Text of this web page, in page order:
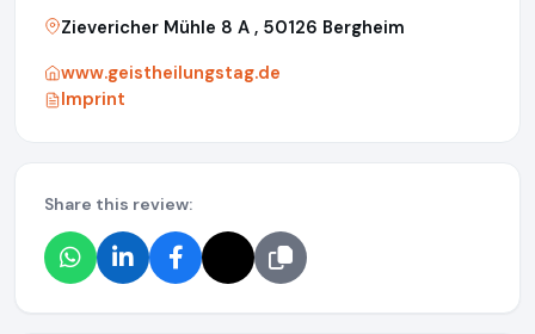
Zievericher Mühle 8 A , 50126 Bergheim
www.geistheilungstag.de
Imprint
Share this review: